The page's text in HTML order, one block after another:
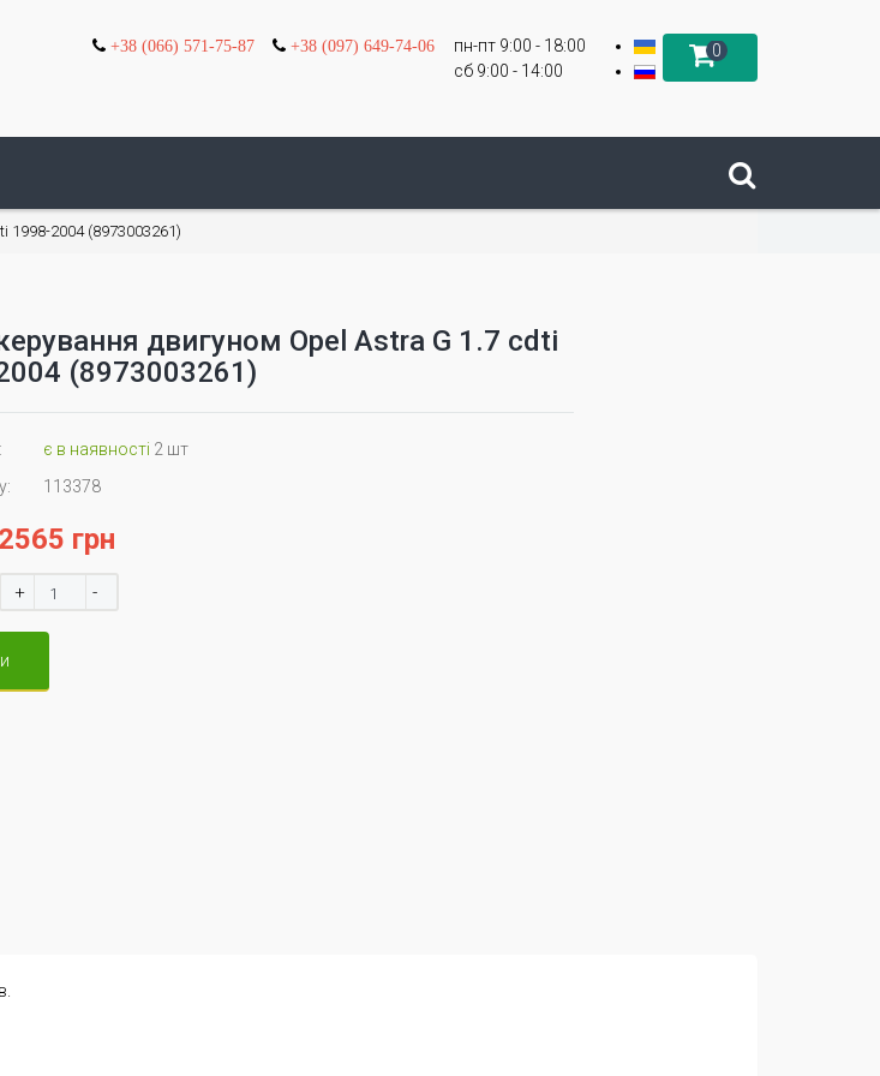
+38 (066) 571-75-87 +38 (097) 649-74-06
пн-пт 9:00 - 18:00
сб 9:00 - 14:00
0
1998-2004 (8973003261)
двигуном Opel Astra G 1.7 cdti
(8973003261)
є в наявності 2 шт
113378
2565 грн
+ -